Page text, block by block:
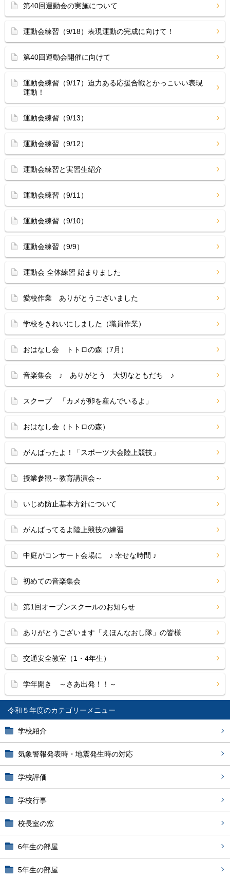
令和５年度
学校紹介
気象警報発表時・地震発生時の対応
学校評価
学校行事
校長室の窓
6年生の部屋
5年生の部屋
第40回運動会の実施について
運動会練習（9/18）表現運動の完成に向けて！
第40回運動会開催に向けて
運動会練習（9/17）迫力ある応援合戦とかっこいい表現
運動！
運動会練習（9/13）
運動会練習（9/12）
運動会練習と実習生紹介
運動会練習（9/11）
運動会練習（9/10）
運動会練習（9/9）
運動会 全体練習 始まりました
愛校作業 ありがとうございました
学校をきれいにしました（職員作業）
おはなし会 トトロの森（7月）
音楽集会 ♪ ありがとう 大切なともだち ♪
スクープ 「カメが卵を産んでいるよ」
おはなし会（トトロの森）
がんばったよ！「スポーツ大会陸上競技」
授業参観～教育講演会～
いじめ防止基本方針について
がんばってるよ陸上競技の練習
中庭がコンサート会場に ♪ 幸せな時間 ♪
初めての音楽集会
第1回オープンスクールのお知らせ
ありがとうございます「えほんなおし隊」の皆様
交通安全教室（1・4年生）
学年開き ～さあ出発！！～